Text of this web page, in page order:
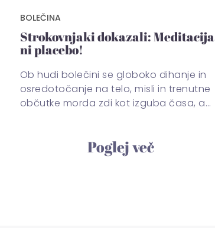
BOLEČINA
Strokovnjaki dokazali: Meditacija
ni placebo!
Ob hudi bolečini se globoko dihanje in
osredotočanje na telo, misli in trenutne
občutke morda zdi kot izguba časa, a…
Poglej več